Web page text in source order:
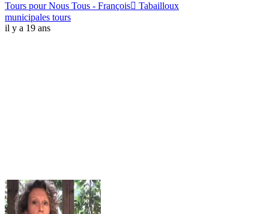
Tours pour Nous Tous - François Tabailloux
municipales tours
il y a 19 ans